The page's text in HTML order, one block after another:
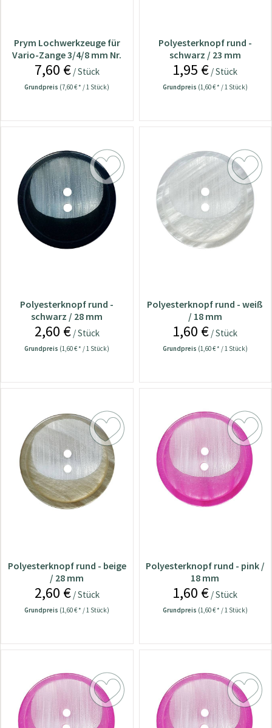
Prym Lochwerkzeuge für
Vario-Zange 3/4/8 mm Nr.
673125
7,60 €/ Stück
Grundpreis (7,60 € * / 1 Stück)
Polyesterknopf rund -
schwarz / 23 mm
1,95 € / Stück
Grundpreis (1,60 € * / 1 Stück)
Polyesterknopf rund -
schwarz / 28 mm
2,60 €/ Stück
Grundpreis (1,60 € * / 1 Stück)
Polyesterknopf rund - weiß
/ 18 mm
1,60 € / Stück
Grundpreis (1,60 € * / 1 Stück)
Polyesterknopf rund - beige
/ 28 mm
2,60 €/ Stück
Grundpreis (1,60 € * / 1 Stück)
Polyesterknopf rund - pink /
18 mm
1,60 € / Stück
Grundpreis (1,60 € * / 1 Stück)